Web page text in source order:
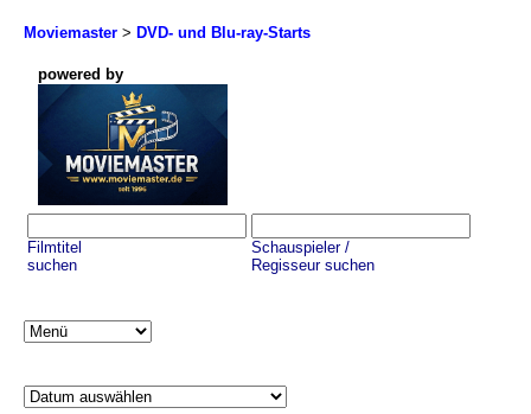
Moviemaster > DVD- und Blu-ray-Starts
powered by
Filmtitel
suchen
Schauspieler /
Regisseur suchen